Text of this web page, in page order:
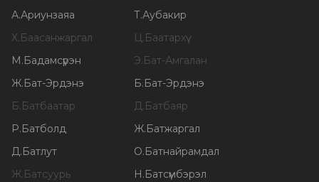
А.Ариунзаяа Т.Аубакир
Х. Баасанжаргал Ц. Баатархүү
М . Бадамсүрэн Э. Бат-Амгалан
Ж. Бат-Эрдэнэ Б. Бат-Эрдэнэ
Б. Батбаатар Д. Батбаяр
Р. Батболд Ж. Батжаргал
Д. Батлут О. Батнайрамдал
Ж. Батсуурь Н . Батсүмбэрэл